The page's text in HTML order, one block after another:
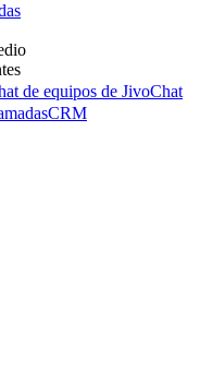
de equipos de JivoChat
CRM